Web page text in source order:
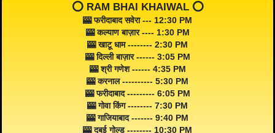
⭕️ RAM BHAI KHAIWAL ⭕️
🎰 फरीदाबाद सवेरा --- 12:30 PM
🎰 कल्याण बाज़ार ---- 1:30 PM
🎰 खाटू धाम -------- 2:30 PM
🎰 दिल्ली बाज़ार ------ 3:05 PM
🎰 श्री गणेश ------ 4:35 PM
🎰 करनाल ---------- 5:30 PM
🎰 फरीदाबाद --------- 6:05 PM
🎰 गोवा किंग -------- 7:30 PM
🎰 गाजियाबाद ------- 9:40 PM
🎰 दुबई गोल्ड -------- 10:30 PM